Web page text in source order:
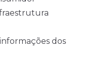
dos